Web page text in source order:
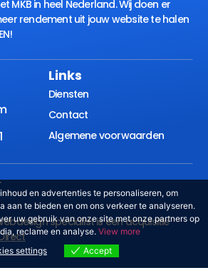
MKB in heel Nederland. Wij doen er
rendement uit jouw website te halen
Links
Diensten
Contact
Algemene voorwaarden
specialist is een acquisitie
en advertenties te personaliseren, om
aan te bieden en om ons verkeer te analyseren.
uw gebruik van onze site met onze partners op
reclame en analyse. View more
settings
Accept